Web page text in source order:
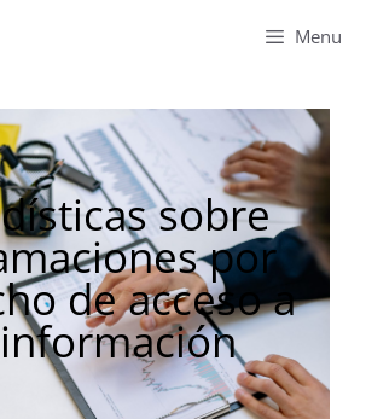
Menu
sobre
por
de acceso a